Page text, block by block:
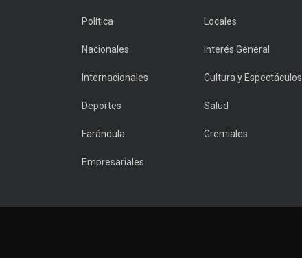
Política Locales
Nacionales Interés General
Internacionales Cultura y Espectáculos
Deportes Salud
Farándula Gremiales
Empresariales